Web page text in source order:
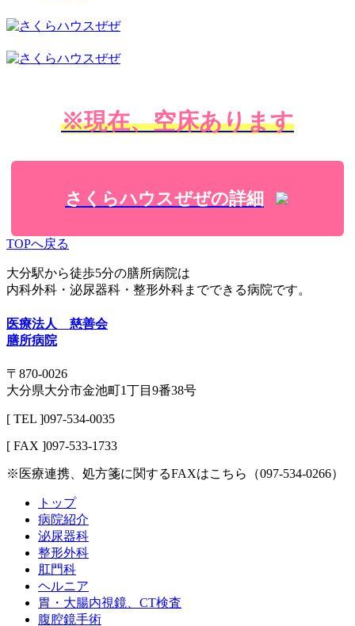
※現在、空床あります
さくらハウスぜぜの詳細
TOPへ戻る
大分駅から徒歩5分の膳所病院は
内科外科・泌尿器科・整形外科までできる病院です。
医療法人 慈善会
膳所病院
〒870-0026
大分県大分市金池町1丁目9番38号
[ TEL ]097-534-0035
[ FAX ]097-533-1733
※医療連携、処方箋に関するFAXはこちら（097-534-0266）
トップ
病院紹介
泌尿器科
整形外科
肛門科
ヘルニア
胃・大腸内視鏡、CT検査
腹腔鏡手術